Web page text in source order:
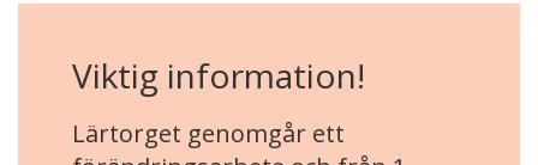
Viktig information!
Lärtorget genomgår ett